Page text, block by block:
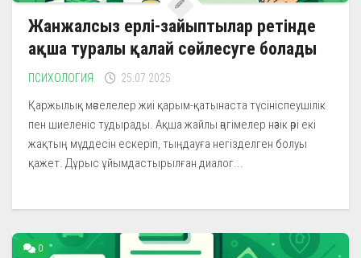
Жанжалсыз ерлі-зайыптылар ретінде
ақша туралы қалай сөйлесуге болады
ПСИХОЛОГИЯ 25.07.2025
Қаржылық мәселелер жиі қарым-қатынаста түсініспеушілік
пен шиеленіс тудырады. Ақша жайлы әңгімелер нәзік әрі екі
жақтың мүддесін ескеріп, тыңдауға негізделген болуы
қажет. Дұрыс ұйымдастырылған диалог...
0